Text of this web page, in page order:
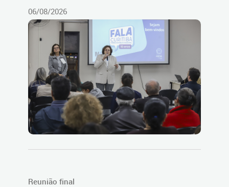
06/08/2026
Reunião final